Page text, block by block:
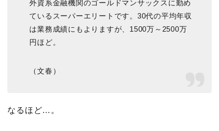
外資系金融機関のゴールドマンサックスに勤め
ているスーパーエリートです。30代の平均年収
は業務成績にもよりますが、1500万～2500万
円ほど。
（文春）
なるほど…。